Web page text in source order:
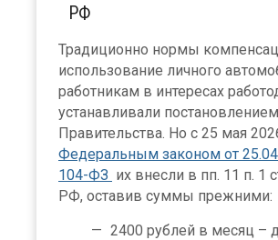
РФ
Традиционно нормы
использование личного
работникам в интересах
устанавливали постановлением
Правительства. Но с 25 мая
Федеральным законом от
104-ФЗ их внесли в пп. 11 п. 1
РФ, оставив суммы прежними:
2400 рублей в месяц –